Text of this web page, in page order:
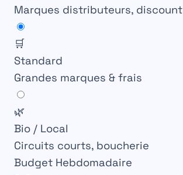
Marques distributeurs, discount
🛒
Standard
Grandes marques & frais
🌿
Bio / Local
Circuits courts, boucherie
Budget Hebdomadaire